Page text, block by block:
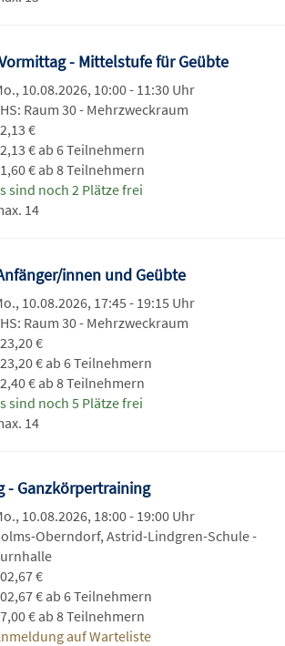
- Mittelstufe für Geübte
10.08.2026, 10:00 - 11:30 Uhr
Raum 30 - Mehrzweckraum
€
€ ab 6 Teilnehmern
€ ab 8 Teilnehmern
sind noch 2 Plätze frei
14
innen und Geübte
10.08.2026, 17:45 - 19:15 Uhr
Raum 30 - Mehrzweckraum
€
€ ab 6 Teilnehmern
€ ab 8 Teilnehmern
sind noch 5 Plätze frei
14
- Ganzkörpertraining
10.08.2026, 18:00 - 19:00 Uhr
Oberndorf, Astrid-Lindgren-Schule -
€
€ ab 6 Teilnehmern
€ ab 8 Teilnehmern
auf Warteliste